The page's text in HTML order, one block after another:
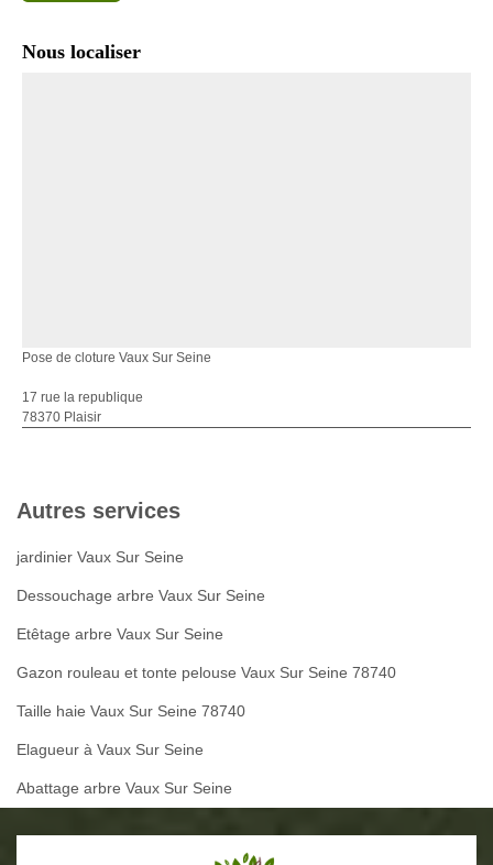
Nous localiser
Pose de cloture Vaux Sur Seine
17 rue la republique
78370 Plaisir
Autres services
jardinier Vaux Sur Seine
Dessouchage arbre Vaux Sur Seine
Etêtage arbre Vaux Sur Seine
Gazon rouleau et tonte pelouse Vaux Sur Seine 78740
Taille haie Vaux Sur Seine 78740
Elagueur à Vaux Sur Seine
Abattage arbre Vaux Sur Seine